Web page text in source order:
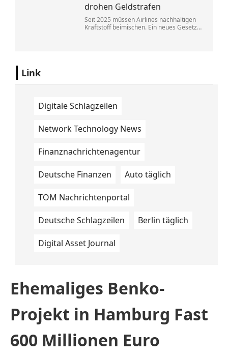
drohen Geldstrafen
Seit 2025 müssen Airlines nachhaltigen
Kraftstoff beimischen. Ein neues Gesetz
Link
Digitale Schlagzeilen
Network Technology News
Finanznachrichtenagentur
Deutsche Finanzen Auto täglich
TOM Nachrichtenportal
Deutsche Schlagzeilen Berlin täglich
Digital Asset Journal
Ehemaliges Benko-
Projekt in Hamburg Fast
600 Millionen Euro